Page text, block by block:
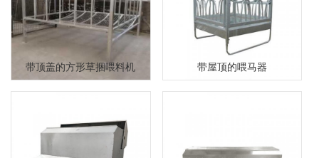
带顶盖的方形草捆喂料机 带屋顶的喂马器